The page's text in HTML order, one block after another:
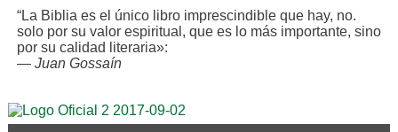
“La Biblia es el único libro imprescindible que hay, no.
solo por su valor espiritual, que es lo más importante, sino
por su calidad literaria»:
— Juan Gossaín